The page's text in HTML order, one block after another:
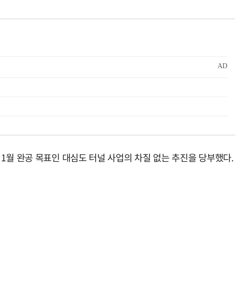
완공 목표인 대심도 터널 사업의 차질 없는 추진을 당부했다.